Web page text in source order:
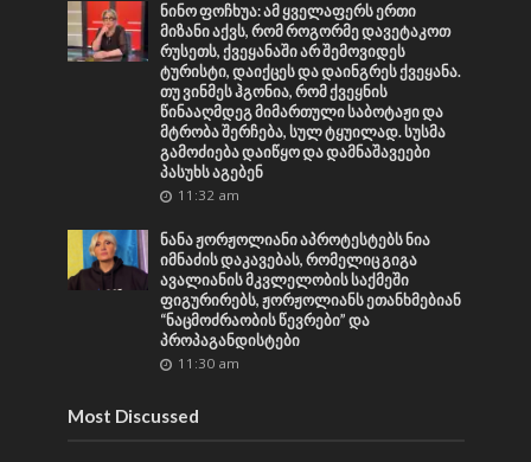
ნინო ფოჩხუა: ამ ყველაფერს ერთი
მიზანი აქვს, რომ როგორმე დავეტაკოთ
რუსეთს, ქვეყანაში არ შემოვიდეს
ტურისტი, დაიქცეს და დაინგრეს ქვეყანა.
თუ ვინმეს ჰგონია, რომ ქვეყნის
წინააღმდეგ მიმართული საბოტაჟი და
მტრობა შერჩება, სულ ტყუილად. სუსმა
გამოძიება დაიწყო და დამნაშავეები
პასუხს აგებენ
11:32 am
ნანა ჟორჟოლიანი აპროტესტებს ნია
იმნაძის დაკავებას, რომელიც გიგა
ავალიანის მკვლელობის საქმეში
ფიგურირებს, ჟორჟოლიანს ეთანხმებიან
“ნაცმოძრაობის წევრები” და
პროპაგანდისტები
11:30 am
Most Discussed